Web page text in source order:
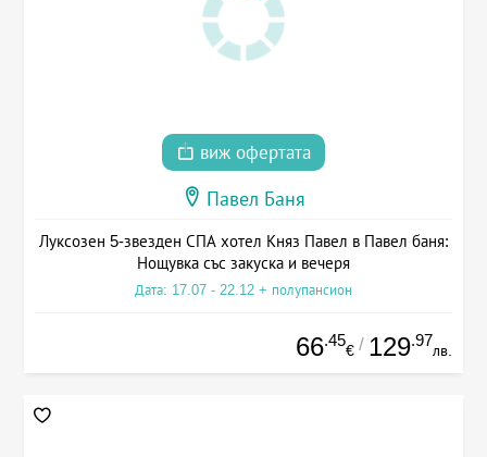
виж офертата
Павел Баня
Луксозен 5-звезден СПА хотел Княз Павел в Павел баня:
Нощувка със закуска и вечеря
Дата: 17.07 - 22.12 + полупансион
66.45
€ / 129.97
лв.